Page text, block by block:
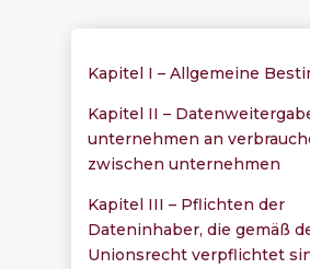
Kapitel I – Allgemeine
Kapitel II –
unternehmen an
zwischen unternehmen
Kapitel III – Pflichten der
Dateninhaber, die gemäß
Unionsrecht verpflichtet